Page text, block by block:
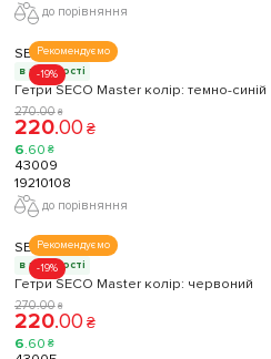
до порівняння
Рекомендуємо
-19%
SECO
в наявності
Гетри SECO Master колір: темно-синій
270.00 ₴
220.00 ₴
6.60 ₴
43009
19210108
до порівняння
Рекомендуємо
-19%
SECO
в наявності
Гетри SECO Master колір: червоний
270.00 ₴
220.00 ₴
6.60 ₴